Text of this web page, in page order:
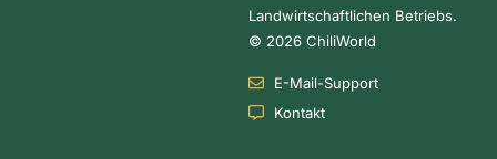
Landwirtschaftlichen Betriebs.
© 2026 ChiliWorld
E-Mail-Support
Kontakt